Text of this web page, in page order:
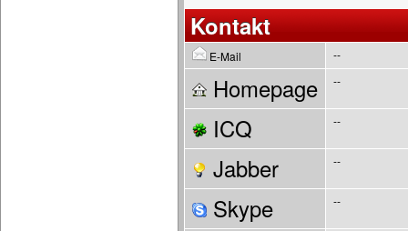
Kontakt
E-Mail --
Homepage --
ICQ --
Jabber --
Skype --